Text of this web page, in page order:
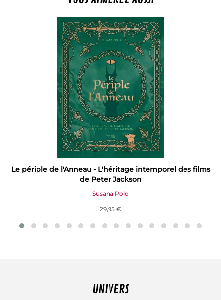
Le périple de l'Anneau - L'héritage intemporel des films
de Peter Jackson
Susana Polo
29,95 €
UNIVERS